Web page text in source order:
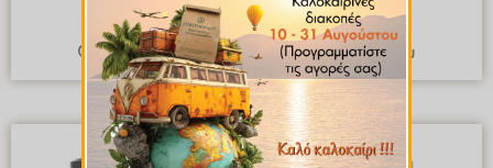
5.90
Quick View
€6.60
Quick View